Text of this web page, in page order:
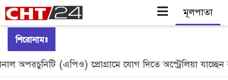
Skip
to
শিরোনামঃ
(এপিও) প্রোগ্রামে যোগ দিতে অস্ট্রেলিয়া যাচ্ছেন